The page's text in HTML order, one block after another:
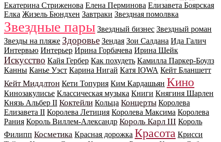
Екатерина Стриженова Елена Перминова Елизавета Боярская
Елка Жизель Бюндхен Завтраки Звездная помолвка
Звездные пары Звездный бизнес Звездный роман
Звезды на пляже Здоровье Зендая Зои Салдана Ида Галич
Интервью Интерьер Ирина Горбачева Ирина Шейк
Искусство Кайя Гербер Как похудеть Камилла Паркер-Боулз
Канны Канье Уэст Карина Нигай Катя IOWA Кейт Бланшетт
Кейт Миддлтон Кети Топурия Ким Кардашьян Кино
Кинозакулисье Классическая музыка Книги Княгиня Шарлен
Князь Альбер II Коктейли Кольца Концерты Королева
Елизавета II Королева Летиция Королева Максима Королева
Рания Король Виллем-Александр Король Карл III Король
Филипп Косметика Красная дорожка Красота Крисси